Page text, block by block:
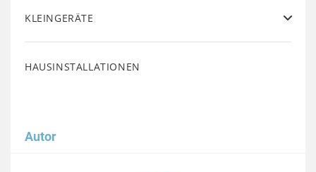
KLEINGERÄTE
HAUSINSTALLATIONEN
Autor